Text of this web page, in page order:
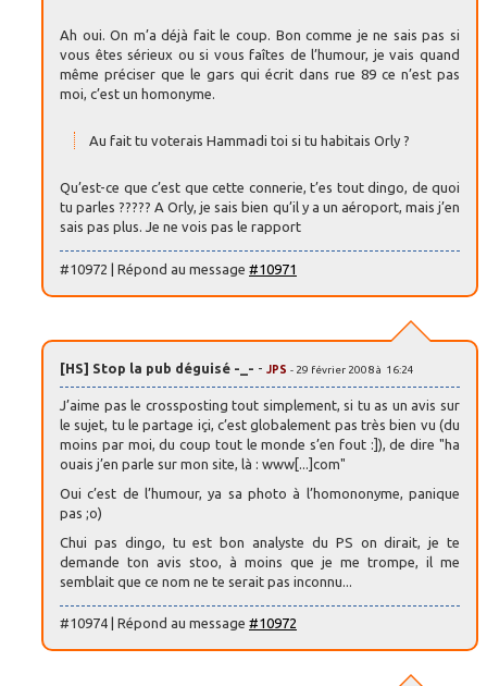
Ah oui. On m’a déjà fait le coup. Bon comme je ne sais pas si
vous êtes sérieux ou si vous faîtes de l’humour, je vais quand
même préciser que le gars qui écrit dans rue 89 ce n’est pas
moi, c’est un homonyme.
Au fait tu voterais Hammadi toi si tu habitais Orly ?
Qu’est-ce que c’est que cette connerie, t’es tout dingo, de quoi
tu parles ????? A Orly, je sais bien qu’il y a un aéroport, mais j’en
sais pas plus. Je ne vois pas le rapport
#10972 | Répond au message #10971
[HS] Stop la pub déguisé -_- - JPS - 29 février 2008 à 16:24
J’aime pas le crossposting tout simplement, si tu as un avis sur
le sujet, tu le partage içi, c’est globalement pas très bien vu (du
moins par moi, du coup tout le monde s’en fout :]), de dire "ha
ouais j’en parle sur mon site, là : www[...]com"
Oui c’est de l’humour, ya sa photo à l’homononyme, panique
pas ;o)
Chui pas dingo, tu est bon analyste du PS on dirait, je te
demande ton avis stoo, à moins que je me trompe, il me
semblait que ce nom ne te serait pas inconnu...
#10974 | Répond au message #10972